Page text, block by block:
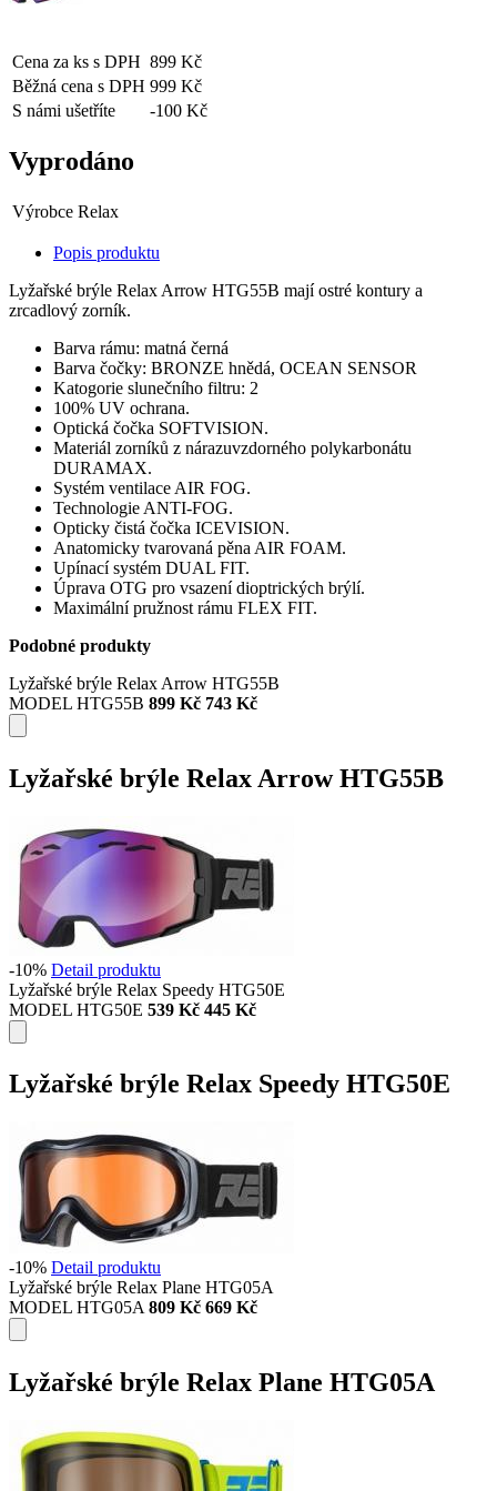
Cena za ks s DPH 899 Kč
Běžná cena s DPH 999 Kč
S námi ušetříte
-100 Kč
Vyprodáno
Výrobce Relax
Popis produktu
Lyžařské brýle Relax Arrow HTG55B mají ostré kontury a
zrcadlový zorník.
Barva rámu: matná černá
Barva čočky: BRONZE hnědá, OCEAN SENSOR
Katogorie slunečního filtru: 2
100% UV ochrana.
Optická čočka SOFTVISION.
Materiál zorníků z nárazuvzdorného polykarbonátu
DURAMAX.
Systém ventilace AIR FOG.
Technologie ANTI-FOG.
Opticky čistá čočka ICEVISION.
Anatomicky tvarovaná pěna AIR FOAM.
Upínací systém DUAL FIT.
Úprava OTG pro vsazení dioptrických brýlí.
Maximální pružnost rámu FLEX FIT.
Podobné produkty
Lyžařské brýle Relax Arrow HTG55B
MODEL HTG55B 899 Kč 743 Kč
Lyžařské brýle Relax Arrow HTG55B
-10% Detail produktu
Lyžařské brýle Relax Speedy HTG50E
MODEL HTG50E 539 Kč 445 Kč
Lyžařské brýle Relax Speedy HTG50E
-10% Detail produktu
Lyžařské brýle Relax Plane HTG05A
MODEL HTG05A 809 Kč 669 Kč
Lyžařské brýle Relax Plane HTG05A